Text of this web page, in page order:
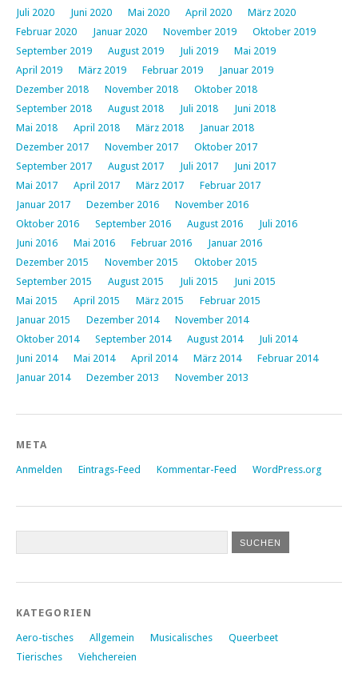
Juli 2020
Juni 2020 Mai 2020 April 2020
März 2020
Februar 2020
Januar 2020 November 2019
Oktober 2019
September 2019
August 2019 Juli 2019
Mai 2019
April 2019
März 2019 Februar 2019
Januar 2019
Dezember 2018
November 2018
Oktober 2018
September 2018
August 2018 Juli 2018
Juni 2018
Mai 2018
April 2018 März 2018
Januar 2018
Dezember 2017
November 2017
Oktober 2017
September 2017
August 2017 Juli 2017
Juni 2017
Mai 2017
April 2017 März 2017
Februar 2017
Januar 2017
Dezember 2016
November 2016
Oktober 2016
September 2016 August 2016
Juli 2016
Juni 2016
Mai 2016 Februar 2016
Januar 2016
Dezember 2015
November 2015
Oktober 2015
September 2015
August 2015 Juli 2015
Juni 2015
Mai 2015
April 2015 März 2015
Februar 2015
Januar 2015
Dezember 2014
November 2014
Oktober 2014
September 2014 August 2014
Juli 2014
Juni 2014
Mai 2014 April 2014 März 2014
Februar 2014
Januar 2014
Dezember 2013 November 2013
META
Anmelden Eintrags-Feed Kommentar-Feed WordPress.org
KATEGORIEN
Aero-tisches Allgemein Musicalisches
Queerbeet
Tierisches
Viehchereien